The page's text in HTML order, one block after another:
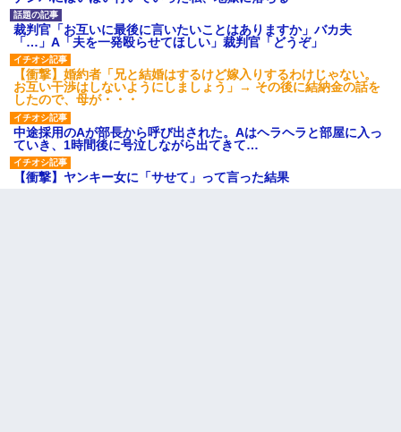
裁判官「お互いに最後に言いたいことはありますか」バカ夫
「…」A「夫を一発殴らせてほしい」裁判官「どうぞ」
【衝撃】婚約者「兄と結婚はするけど嫁入りするわけじゃない。
お互い干渉はしないようにしましょう」→ その後に結納金の話を
したので、母が・・・
中途採用のAが部長から呼び出された。Aはヘラヘラと部屋に入っ
ていき、1時間後に号泣しながら出てきて…
【衝撃】ヤンキー女に「サせて」って言った結果